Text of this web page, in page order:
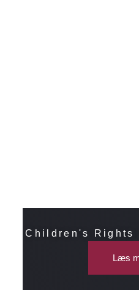
Children's Rights
Læs